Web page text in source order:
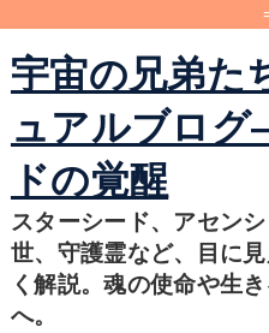
宇宙の兄弟た
ュアルブロ
ドの覚醒
スターシード、アセン
世、守護霊など、目に
く解説。魂の使命や生
へ。